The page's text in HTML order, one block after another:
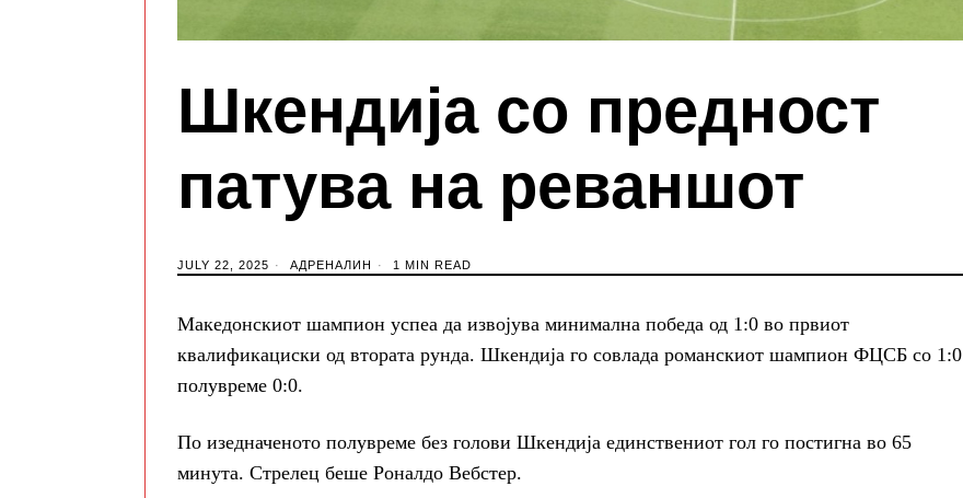
Шкендија со предност
патува на реваншот
JULY 22, 2025 АДРЕНАЛИН 1 MIN READ
Македонскиот шампион успеа да извојува минимална победа од 1:0 во првиот
квалификациски од втората рунда. Шкендија го совлада романскиот шампион ФЦСБ со 1:0
полувреме 0:0.
По изедначеното полувреме без голови Шкендија единствениот гол го постигна во 65
минута. Стрелец беше Роналдо Вебстер.